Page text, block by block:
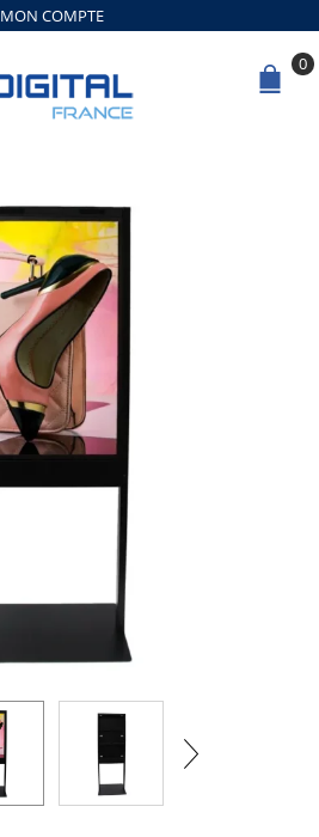
MON COMPTE
0